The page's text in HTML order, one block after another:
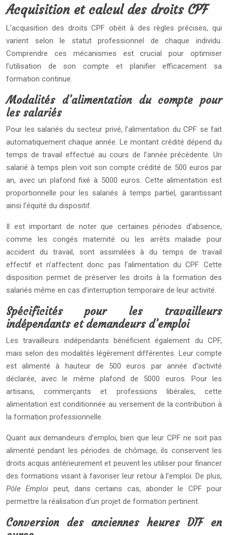
Acquisition et calcul des droits CPF
L’acquisition des droits CPF obéit à des règles précises, qui
varient selon le statut professionnel de chaque individu.
Comprendre ces mécanismes est crucial pour optimiser
l’utilisation de son compte et planifier efficacement sa
formation continue.
Modalités d’alimentation du compte pour
les salariés
Pour les salariés du secteur privé, l’alimentation du CPF se fait
automatiquement chaque année. Le montant crédité dépend du
temps de travail effectué au cours de l’année précédente. Un
salarié à temps plein voit son compte crédité de 500 euros par
an, avec un plafond fixé à 5000 euros. Cette alimentation est
proportionnelle pour les salariés à temps partiel, garantissant
ainsi l’équité du dispositif.
Il est important de noter que certaines périodes d’absence,
comme les congés maternité ou les arrêts maladie pour
accident du travail, sont assimilées à du temps de travail
effectif et n’affectent donc pas l’alimentation du CPF. Cette
disposition permet de préserver les droits à la formation des
salariés même en cas d’interruption temporaire de leur activité.
Spécificités pour les travailleurs
indépendants et demandeurs d’emploi
Les travailleurs indépendants bénéficient également du CPF,
mais selon des modalités légèrement différentes. Leur compte
est alimenté à hauteur de 500 euros par année d’activité
déclarée, avec le même plafond de 5000 euros. Pour les
artisans, commerçants et professions libérales, cette
alimentation est conditionnée au versement de la contribution à
la formation professionnelle.
Quant aux demandeurs d’emploi, bien que leur CPF ne soit pas
alimenté pendant les périodes de chômage, ils conservent les
droits acquis antérieurement et peuvent les utiliser pour financer
des formations visant à favoriser leur retour à l’emploi. De plus,
Pôle Emploi peut, dans certains cas, abonder le CPF pour
permettre la réalisation d’un projet de formation pertinent.
Conversion des anciennes heures DIF en